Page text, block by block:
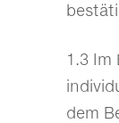
1.3 Im
dem